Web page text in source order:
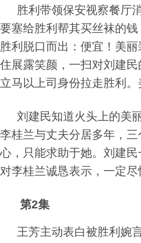
胜利带领保安视察餐厅
要塞给胜利帮其买丝袜的
胜利脱口而出：便宜！美
住展露笑颜，一扫对刘建
立马以上司身份拉走胜利
刘建民知道火头上的美
李桂兰与丈夫分居多年，
心，只能求助于她。刘建
对李桂兰诚恳表示，一定
第2集
王芳主动表白被胜利婉